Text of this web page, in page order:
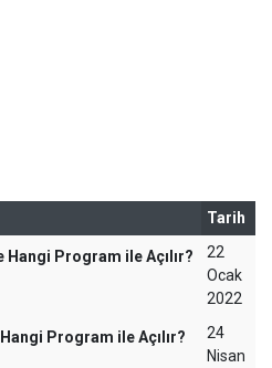
Tarih
Hangi Program ile Açılır?
22
Ocak
2022
Program ile Açılır?
24
Nisan